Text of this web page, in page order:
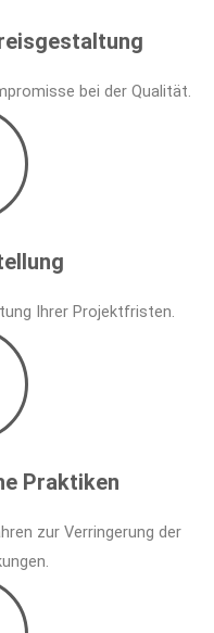
bei der Qualität.
Ihrer Projektfristen.
Praktiken
zur Verringerung der